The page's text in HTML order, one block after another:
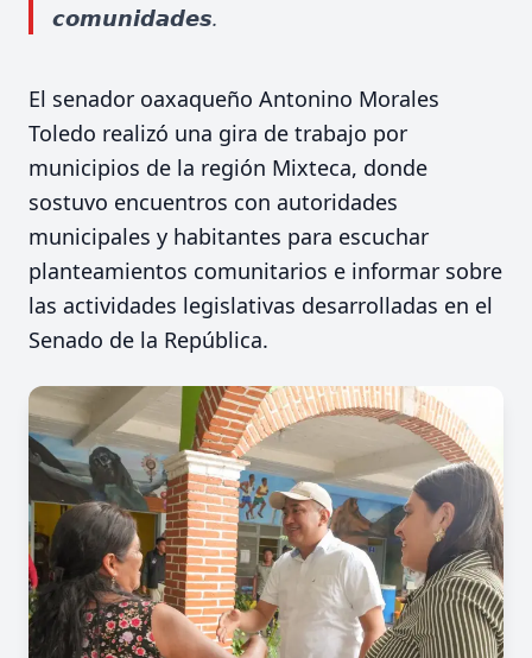
𝙘𝙤𝙢𝙪𝙣𝙞𝙙𝙖𝙙𝙚𝙨.
El senador oaxaqueño Antonino Morales
Toledo realizó una gira de trabajo por
municipios de la región Mixteca, donde
sostuvo encuentros con autoridades
municipales y habitantes para escuchar
planteamientos comunitarios e informar sobre
las actividades legislativas desarrolladas en el
Senado de la República.